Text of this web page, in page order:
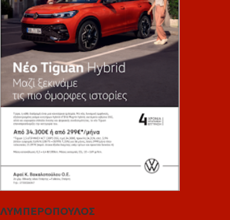
ΛΥΜΠΕΡΟΠΟΥΛΟΣ